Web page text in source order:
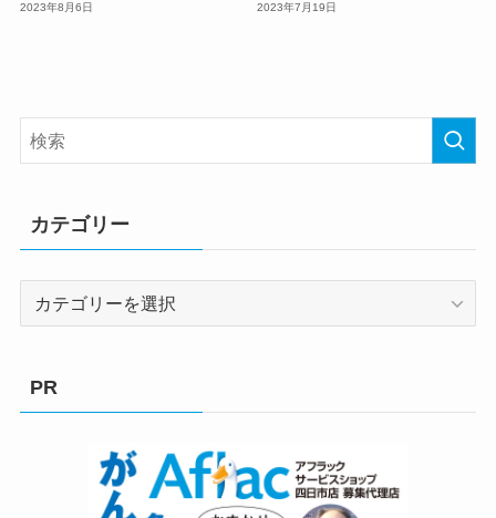
2023年8月6日 2023年7月19日
カテゴリー
PR